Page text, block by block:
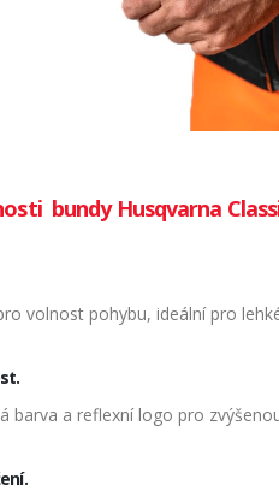
bundy Husqvarna
volnost pohybu, ideální pro
barva a reflexní logo pro